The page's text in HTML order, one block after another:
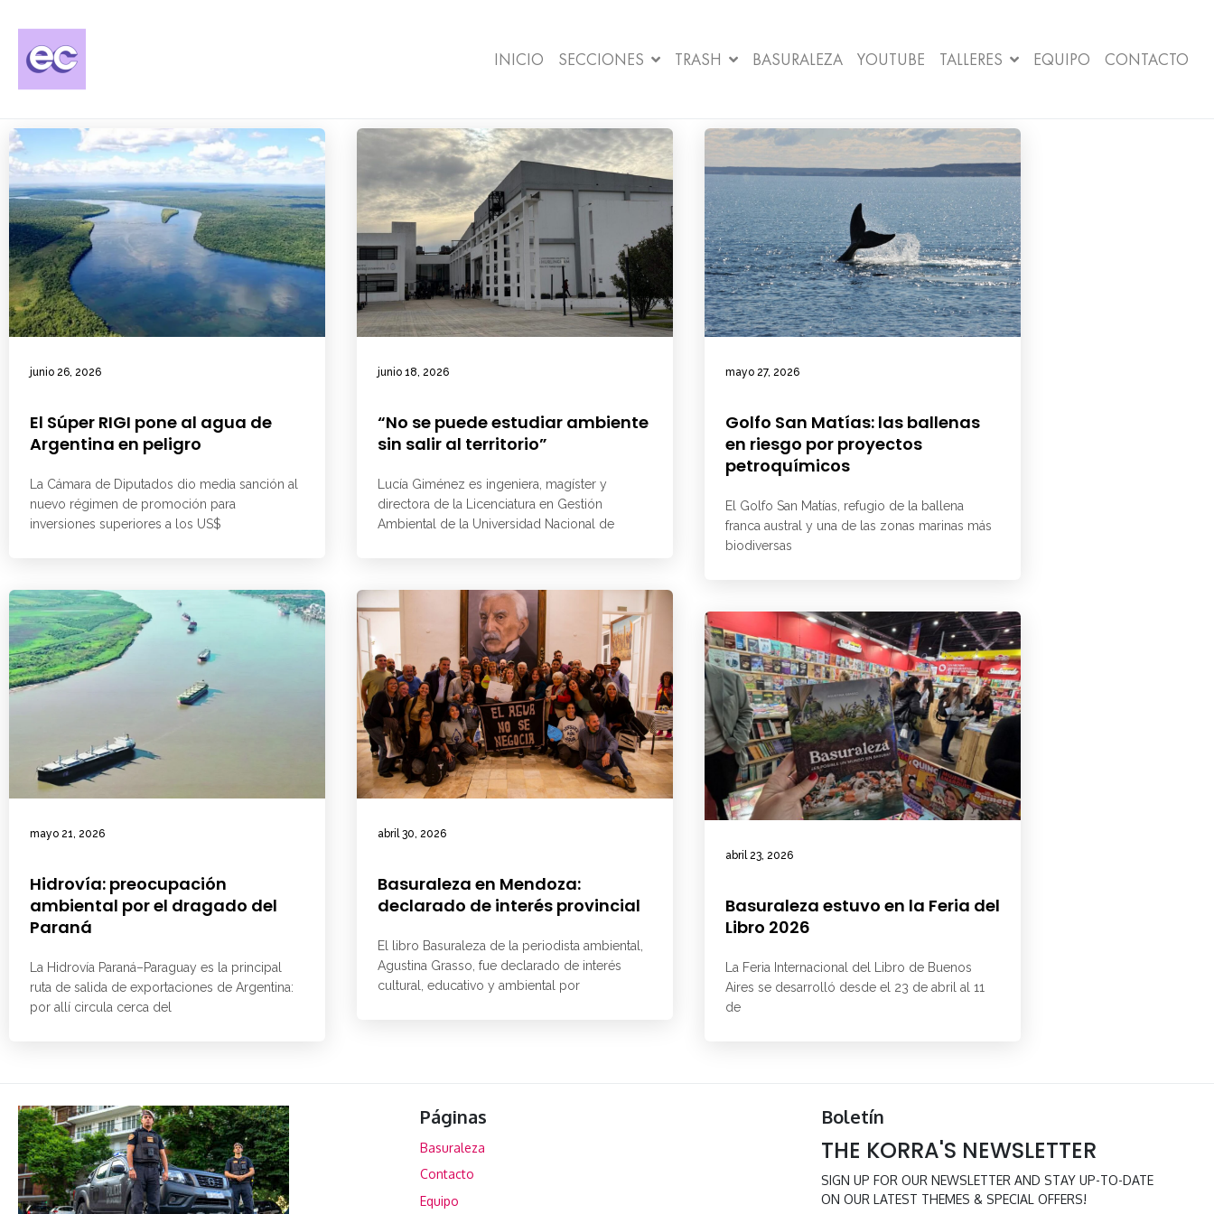
INICIO SECCIONES TRASH BASURALEZA YOUTUBE TALLERES EQUIPO CONTACTO
junio 26, 2026
El Súper RIGI pone al agua de
Argentina en peligro
La Cámara de Diputados dio media sanción al
nuevo régimen de promoción para
inversiones superiores a los US$
junio 18, 2026
“No se puede estudiar ambiente
sin salir al territorio”
Lucía Giménez es ingeniera, magíster y
directora de la Licenciatura en Gestión
Ambiental de la Universidad Nacional de
mayo 27, 2026
Golfo San Matías: las ballenas
en riesgo por proyectos
petroquímicos
El Golfo San Matías, refugio de la ballena
franca austral y una de las zonas marinas más
biodiversas
mayo 21, 2026
Hidrovía: preocupación
ambiental por el dragado del
Paraná
La Hidrovía Paraná–Paraguay es la principal
ruta de salida de exportaciones de Argentina:
por allí circula cerca del
abril 30, 2026
Basuraleza en Mendoza:
declarado de interés provincial
El libro Basuraleza de la periodista ambiental,
Agustina Grasso, fue declarado de interés
cultural, educativo y ambiental por
abril 23, 2026
Basuraleza estuvo en la Feria del
Libro 2026
La Feria Internacional del Libro de Buenos
Aires se desarrolló desde el 23 de abril al 11
de
Páginas
Basuraleza
Contacto
Equipo
Boletín
THE KORRA'S NEWSLETTER
SIGN UP FOR OUR NEWSLETTER AND STAY UP-TO-DATE
ON OUR LATEST THEMES & SPECIAL OFFERS!